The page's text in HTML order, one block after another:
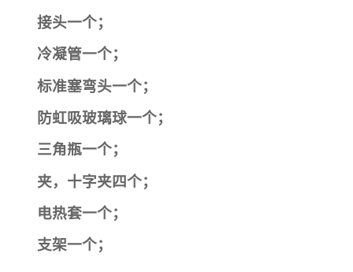
接头一个；
冷凝管一个；
标准塞弯头一个；
防虹吸玻璃球一个；
三角瓶一个；
夹，十字夹四个；
电热套一个；
支架一个；